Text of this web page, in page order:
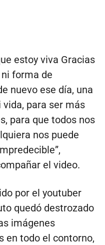
estoy viva Gracias
forma de
nuevo ese día, una
para ser más
para que todos nos
nos puede
el video.
por el youtuber
quedó destrozado
imágenes
en todo el contorno,